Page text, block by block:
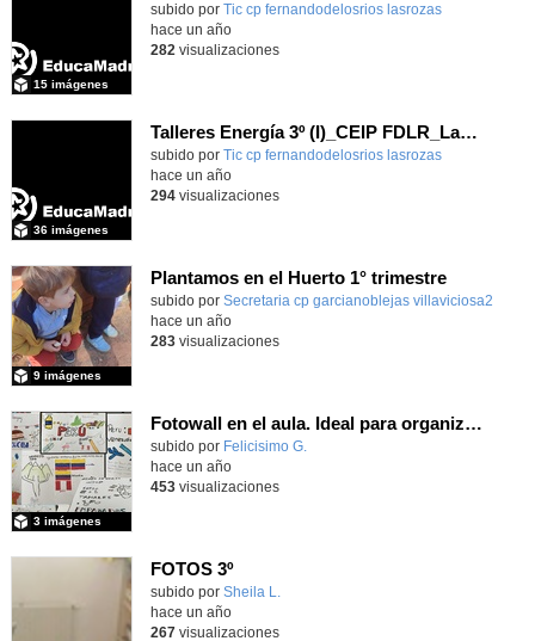
Contenido educativo.
subido por Tic cp fernandodelosrios lasrozas
15 imágenes
-
hace un año
282 visualizaciones
Talleres Energía 3º (I)_CEIP FDLR_Las Rozas
Contenido educativo.
subido por Tic cp fernandodelosrios lasrozas
36 imágenes
-
hace un año
294visualizaciones
Plantamos en el Huerto 1° trimestre
Contenido educativo.
subido por Secretaria cp garcianoblejas villaviciosa2
9 imágenes
hace un año
283visualizaciones
Fotowall en el aula. Ideal para organizar tus imágenes.
Contenido educativo.
subido por Felicisimo G.
3 imágenes
hace un año
453visualizaciones
FOTOS 3º
Contenido educativo.
subido por Sheila L.
hace un año
267visualizaciones